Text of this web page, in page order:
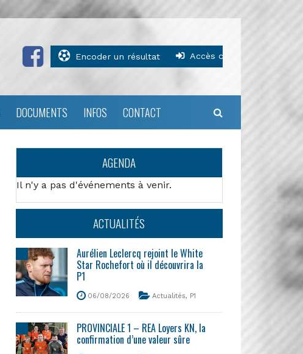
Encoder un résultat Accès clubs
DOCUMENTS INFOS CONTACT
AGENDA
Il n'y a pas d'événements à venir.
ACTUALITÉS
Aurélien Leclercq rejoint le White
Star Rochefort où il découvrira la
P1
06/08/2026 Actualités, P1
PROVINCIALE 1 – REA Loyers KN, la
confirmation d’une valeur sûre